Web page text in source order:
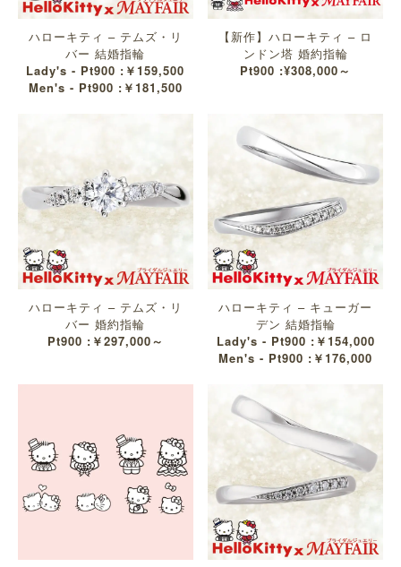
ハローキティ – テムズ・リ
バー 結婚指輪
Lady's - Pt900 :￥159,500
Men's - Pt900 :￥181,500
【新作】ハローキティ – ロ
ンドン塔 婚約指輪
Pt900 :¥308,000～
ハローキティ – テムズ・リ
バー 婚約指輪
Pt900 :￥297,000～
ハローキティ – キューガー
デン 結婚指輪
Lady's - Pt900 :￥154,000
Men's - Pt900 :￥176,000